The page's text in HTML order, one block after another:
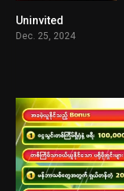
Uninvited
Dec. 25, 2024